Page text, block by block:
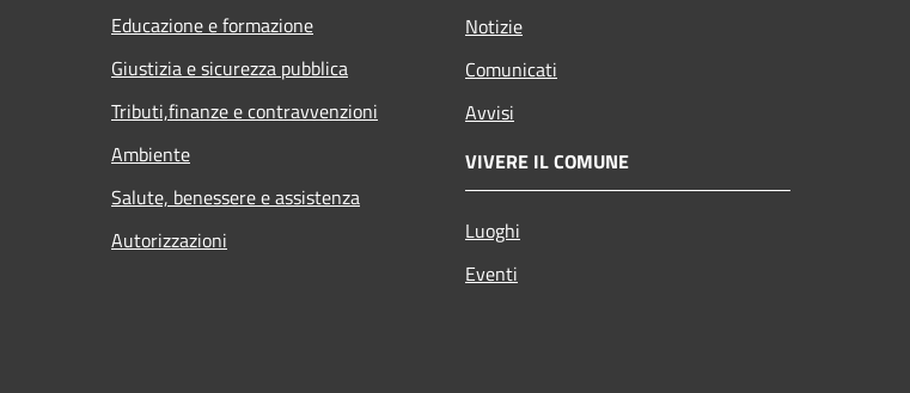
Educazione e formazione
Giustizia e sicurezza pubblica
Tributi,finanze e contravvenzioni
Ambiente
Salute, benessere e assistenza
Autorizzazioni
Notizie
Comunicati
Avvisi
VIVERE IL COMUNE
Luoghi
Eventi